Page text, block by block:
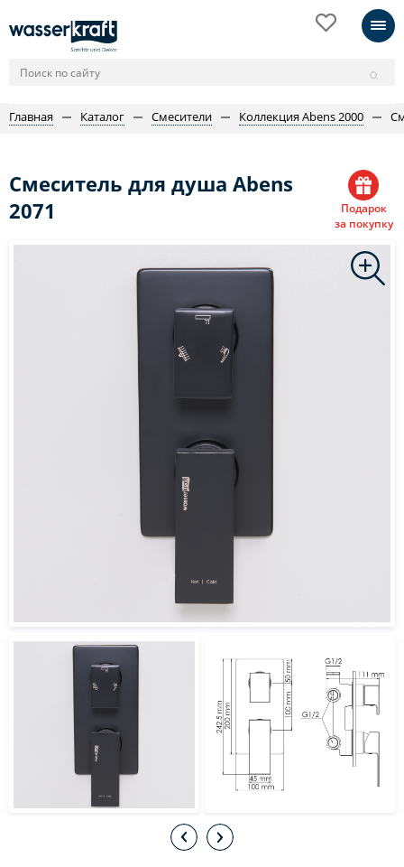
Главная Каталог Смесители Коллекция Abens 2000
Смеситель для душа Abens
2071
Подарок
за покупку